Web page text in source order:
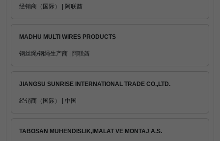
经销商（国际） | 阿联酋
MADHU MULTI WIRES PRODUCTS
钢丝绳/钢绳生产商 | 阿联酋
JIANGSU SUNRISE INTERNATIONAL TRADE CO.,LTD.
经销商（国际） | 中国
TABOSAN MUHENDISLIK,IMALAT VE MONTAJ A.S.